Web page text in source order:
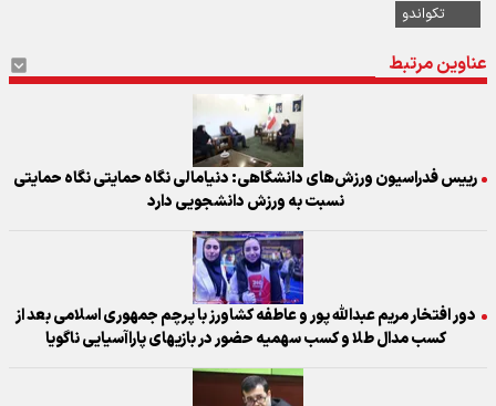
تکواندو
عناوین مرتبط
رییس فدراسیون ورزش‌های دانشگاهی: دنیامالی نگاه حمایتی نگاه حمایتی
نسبت به ورزش دانشجویی دارد
دور افتخار مریم عبدالله پور و عاطفه کشاورز با پرچم جمهوری اسلامی بعد از
کسب مدال طلا و کسب سهمیه حضور در بازیهای پاراآسیایی ناگویا